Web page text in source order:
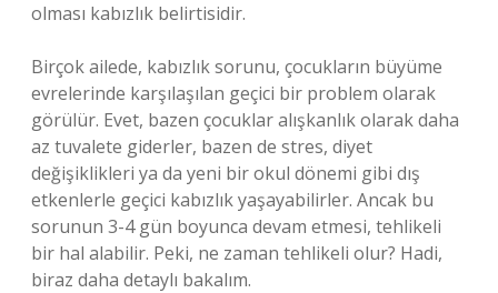
olması kabızlık belirtisidir.
Birçok ailede, kabızlık sorunu, çocukların büyüme
evrelerinde karşılaşılan geçici bir problem olarak
görülür. Evet, bazen çocuklar alışkanlık olarak daha
az tuvalete giderler, bazen de stres, diyet
değişiklikleri ya da yeni bir okul dönemi gibi dış
etkenlerle geçici kabızlık yaşayabilirler. Ancak bu
sorunun 3-4 gün boyunca devam etmesi, tehlikeli
bir hal alabilir. Peki, ne zaman tehlikeli olur? Hadi,
biraz daha detaylı bakalım.